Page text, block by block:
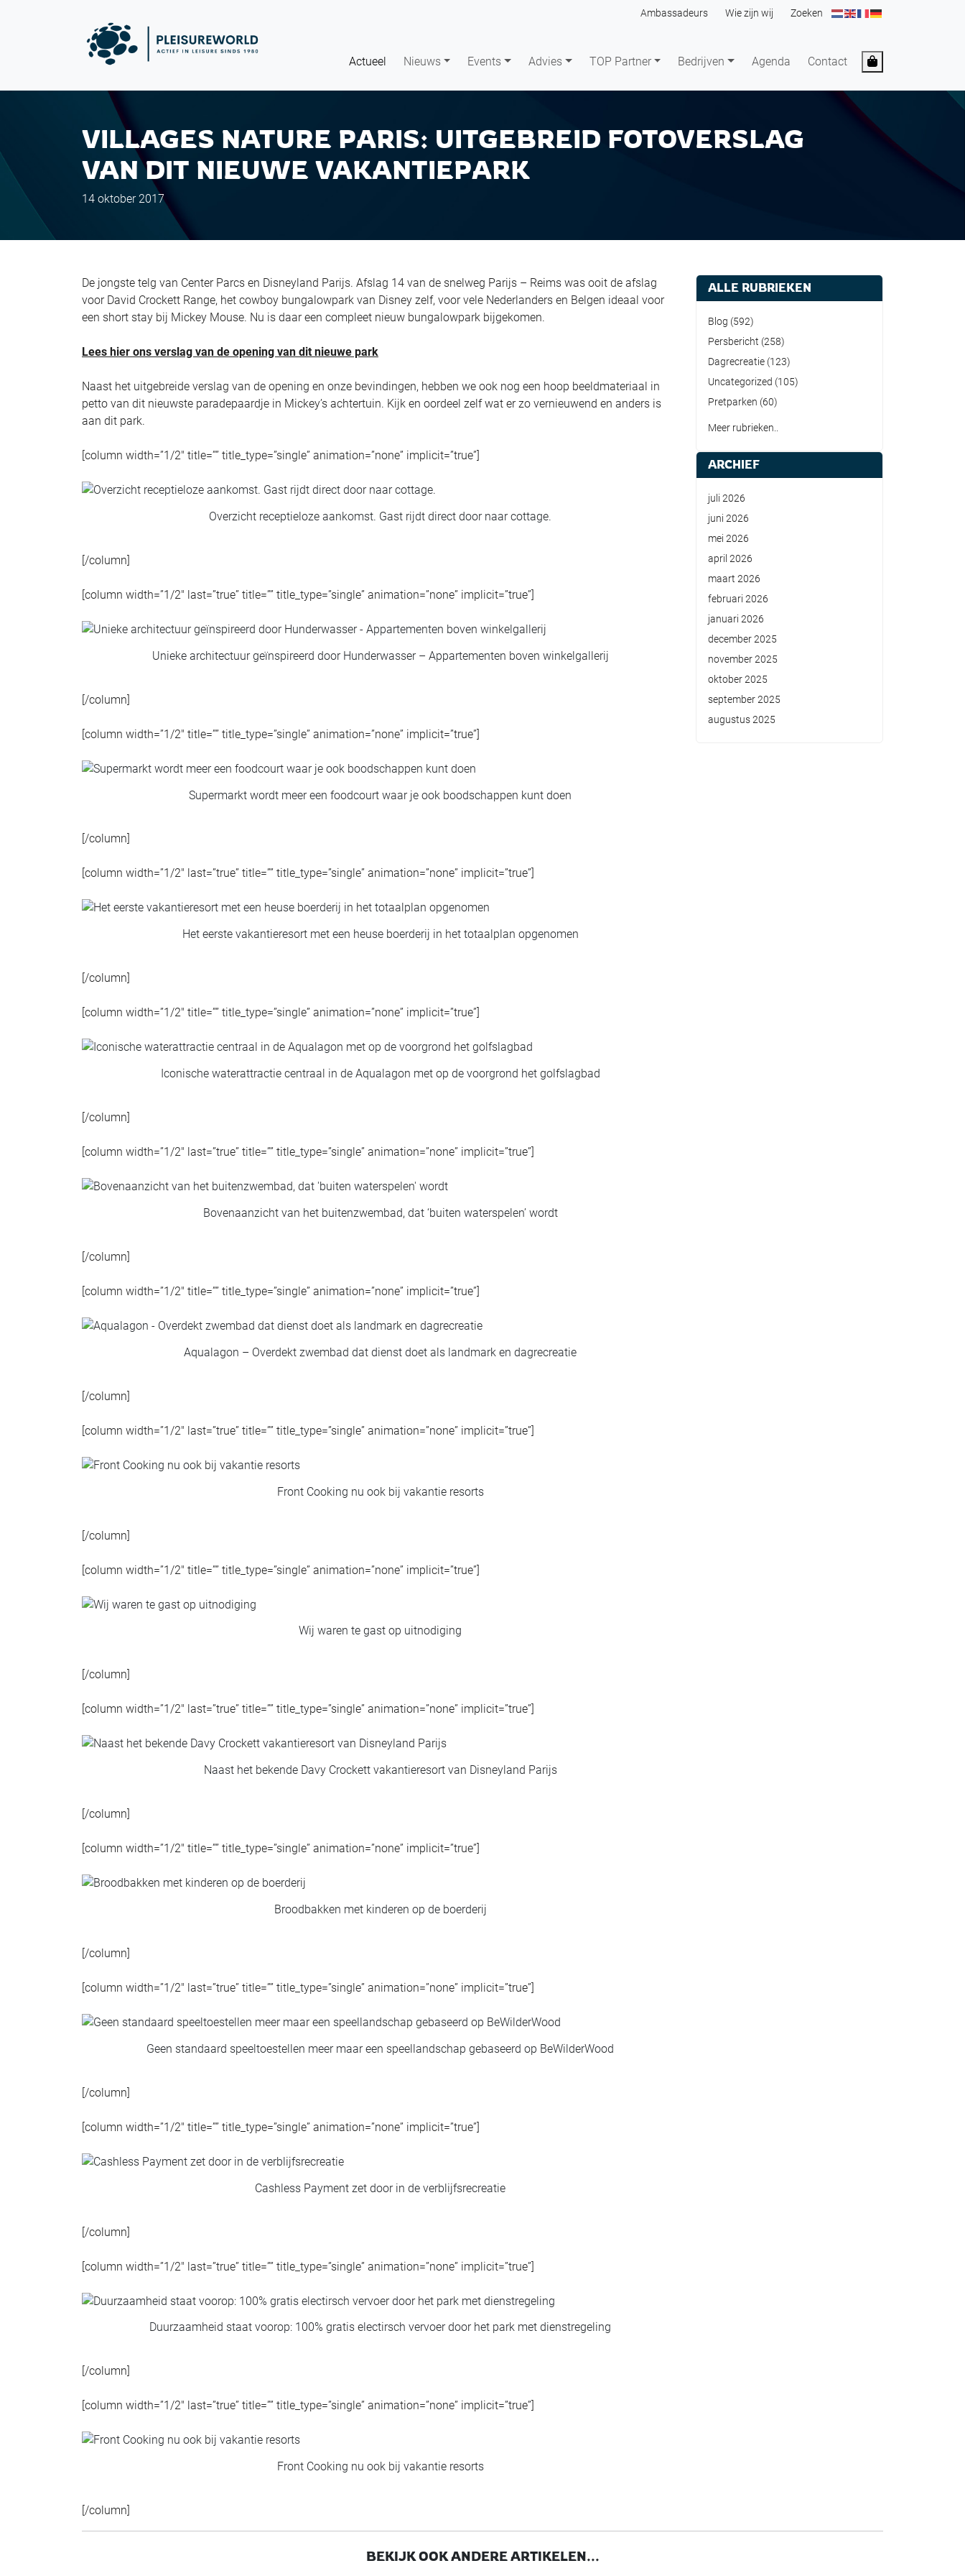
Ambassadeurs Wie zijn wij Zoeken
Actueel Nieuws Events Advies TOP Partner Bedrijven Agenda Contact Cart
VILLAGES NATURE PARIS: UITGEBREID FOTOVERSLAG
VAN DIT NIEUWE VAKANTIEPARK
14 oktober 2017
De jongste telg van Center Parcs en Disneyland Parijs. Afslag 14 van de snelweg Parijs – Reims was ooit de afslag
voor David Crockett Range, het cowboy bungalowpark van Disney zelf, voor vele Nederlanders en Belgen ideaal voor
een short stay bij Mickey Mouse. Nu is daar een compleet nieuw bungalowpark bijgekomen.
Lees hier ons verslag van de opening van dit nieuwe park
Naast het uitgebreide verslag van de opening en onze bevindingen, hebben we ook nog een hoop beeldmateriaal in
petto van dit nieuwste paradepaardje in Mickey’s achtertuin. Kijk en oordeel zelf wat er zo vernieuwend en anders is
aan dit park.
[column width=”1/2″ title=”” title_type=”single” animation=”none” implicit=”true”]
Overzicht receptieloze aankomst. Gast rijdt direct door naar cottage.
[/column]
[column width=”1/2″ last=”true” title=”” title_type=”single” animation=”none” implicit=”true”]
Unieke architectuur geïnspireerd door Hunderwasser – Appartementen boven winkelgallerij
[/column]
[column width=”1/2″ title=”” title_type=”single” animation=”none” implicit=”true”]
Supermarkt wordt meer een foodcourt waar je ook boodschappen kunt doen
[/column]
[column width=”1/2″ last=”true” title=”” title_type=”single” animation=”none” implicit=”true”]
Het eerste vakantieresort met een heuse boerderij in het totaalplan opgenomen
[/column]
[column width=”1/2″ title=”” title_type=”single” animation=”none” implicit=”true”]
Iconische waterattractie centraal in de Aqualagon met op de voorgrond het golfslagbad
[/column]
[column width=”1/2″ last=”true” title=”” title_type=”single” animation=”none” implicit=”true”]
Bovenaanzicht van het buitenzwembad, dat ‘buiten waterspelen’ wordt
[/column]
[column width=”1/2″ title=”” title_type=”single” animation=”none” implicit=”true”]
Aqualagon – Overdekt zwembad dat dienst doet als landmark en dagrecreatie
[/column]
[column width=”1/2″ last=”true” title=”” title_type=”single” animation=”none” implicit=”true”]
Front Cooking nu ook bij vakantie resorts
[/column]
[column width=”1/2″ title=”” title_type=”single” animation=”none” implicit=”true”]
Wij waren te gast op uitnodiging
[/column]
[column width=”1/2″ last=”true” title=”” title_type=”single” animation=”none” implicit=”true”]
Naast het bekende Davy Crockett vakantieresort van Disneyland Parijs
[/column]
[column width=”1/2″ title=”” title_type=”single” animation=”none” implicit=”true”]
Broodbakken met kinderen op de boerderij
[/column]
[column width=”1/2″ last=”true” title=”” title_type=”single” animation=”none” implicit=”true”]
Geen standaard speeltoestellen meer maar een speellandschap gebaseerd op BeWilderWood
[/column]
[column width=”1/2″ title=”” title_type=”single” animation=”none” implicit=”true”]
Cashless Payment zet door in de verblijfsrecreatie
[/column]
[column width=”1/2″ last=”true” title=”” title_type=”single” animation=”none” implicit=”true”]
Duurzaamheid staat voorop: 100% gratis electirsch vervoer door het park met dienstregeling
[/column]
[column width=”1/2″ last=”true” title=”” title_type=”single” animation=”none” implicit=”true”]
Front Cooking nu ook bij vakantie resorts
[/column]
ALLE RUBRIEKEN
Blog (592)
Persbericht (258)
Dagrecreatie (123)
Uncategorized (105)
Pretparken (60)
Meer rubrieken..
ARCHIEF
juli 2026
juni 2026
mei 2026
april 2026
maart 2026
februari 2026
januari 2026
december 2025
november 2025
oktober 2025
september 2025
augustus 2025
BEKIJK OOK ANDERE ARTIKELEN...